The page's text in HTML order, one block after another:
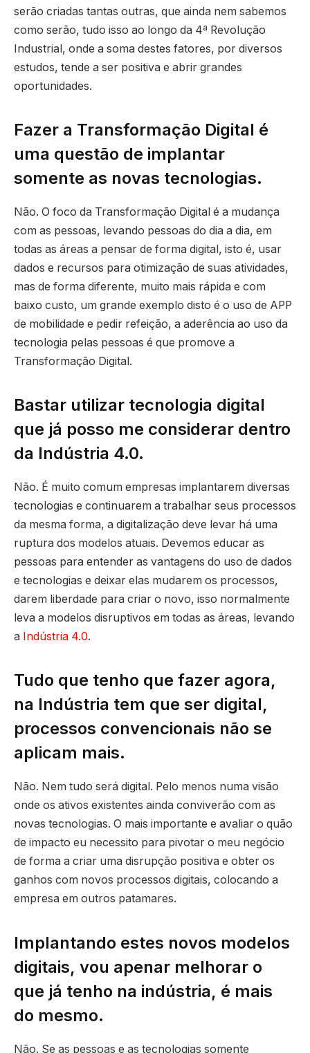
serão criadas tantas outras, que ainda nem sabemos
como serão, tudo isso ao longo da 4ª Revolução
Industrial, onde a soma destes fatores, por diversos
estudos, tende a ser positiva e abrir grandes
oportunidades.
Fazer a Transformação Digital é
uma questão de implantar
somente as novas tecnologias.
Não. O foco da Transformação Digital é a mudança
com as pessoas, levando pessoas do dia a dia, em
todas as áreas a pensar de forma digital, isto é, usar
dados e recursos para otimização de suas atividades,
mas de forma diferente, muito mais rápida e com
baixo custo, um grande exemplo disto é o uso de APP
de mobilidade e pedir refeição, a aderência ao uso da
tecnologia pelas pessoas é que promove a
Transformação Digital.
Bastar utilizar tecnologia digital
que já posso me considerar dentro
da Indústria 4.0.
Não. É muito comum empresas implantarem diversas
tecnologias e continuarem a trabalhar seus processos
da mesma forma, a digitalização deve levar há uma
ruptura dos modelos atuais. Devemos educar as
pessoas para entender as vantagens do uso de dados
e tecnologias e deixar elas mudarem os processos,
darem liberdade para criar o novo, isso normalmente
leva a modelos disruptivos em todas as áreas, levando
a Indústria 4.0.
Tudo que tenho que fazer agora,
na Indústria tem que ser digital,
processos convencionais não se
aplicam mais.
Não. Nem tudo será digital. Pelo menos numa visão
onde os ativos existentes ainda conviverão com as
novas tecnologias. O mais importante e avaliar o quão
de impacto eu necessito para pivotar o meu negócio
de forma a criar uma disrupção positiva e obter os
ganhos com novos processos digitais, colocando a
empresa em outros patamares.
Implantando estes novos modelos
digitais, vou apenar melhorar o
que já tenho na indústria, é mais
do mesmo.
Não. Se as pessoas e as tecnologias somente